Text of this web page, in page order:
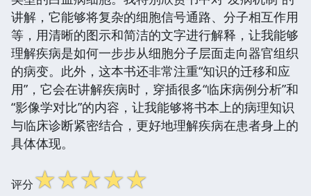
讲解，它能够将复杂的细胞信号通路、分子相互作用
等，用清晰的图示和简洁的文字进行解释，让我能够
理解疾病是如何一步步从细胞分子层面走向器官组织
的病变。此外，这本书还非常注重“知识的迁移和应
用”，它会在讲解疾病时，穿插很多“临床病例分析”和
“影像学对比”的内容，让我能够将书本上的病理知识
与临床诊断紧密结合，更好地理解疾病在患者身上的
具体体现。
评分☆☆☆☆☆